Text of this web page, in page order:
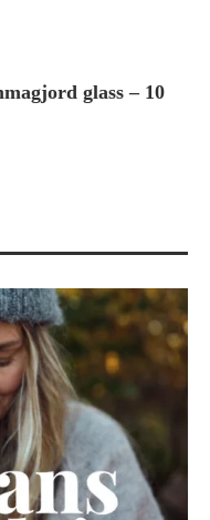
glass – 10